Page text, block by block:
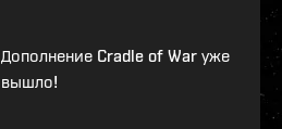
Дополнение Cradle of War уже
вышло!